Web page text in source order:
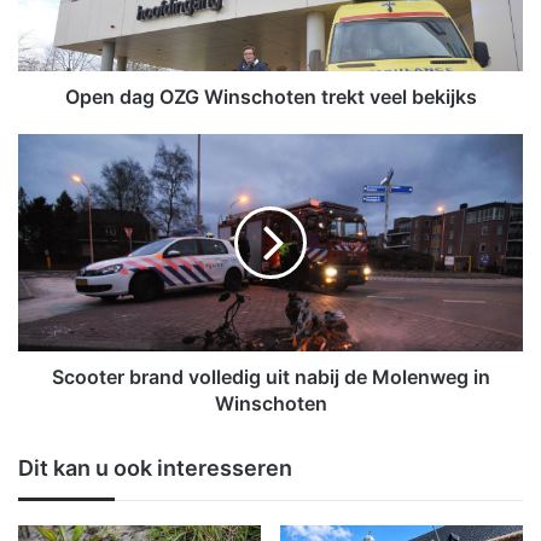
O
Z
s
c
h
o
t
e
n
t
v
e
Open dag OZG Winschoten trekt veel bekijks
o
o
e
r
b
r
o
l
l
Scooter brand volledig uit nabij de Molenweg in
Winschoten
Dit kan u ook interesseren